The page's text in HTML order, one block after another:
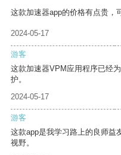
这款加速器app的价格有点贵，
2024-05-17
游客
这款加速器VPM应用程序已经
护。
2024-05-17
游客
这款app是我学习路上的良师益
视野。